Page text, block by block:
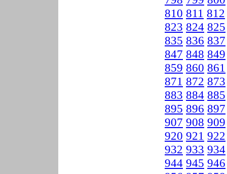
810 811 812
823 824 825
835 836 837
847 848 849
859 860 861
871 872 873
883 884 885
895 896 897
907 908 909
920 921 922
932 933 934
944 945 946